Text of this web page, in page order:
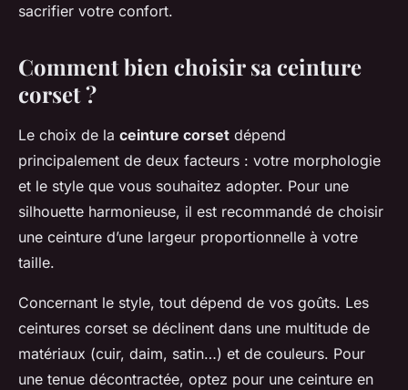
sacrifier votre confort.
Comment bien choisir sa ceinture
corset ?
Le choix de la ceinture corset dépend
principalement de deux facteurs : votre morphologie
et le style que vous souhaitez adopter. Pour une
silhouette harmonieuse, il est recommandé de choisir
une ceinture d’une largeur proportionnelle à votre
taille.
Concernant le style, tout dépend de vos goûts. Les
ceintures corset se déclinent dans une multitude de
matériaux (cuir, daim, satin…) et de couleurs. Pour
une tenue décontractée, optez pour une ceinture en